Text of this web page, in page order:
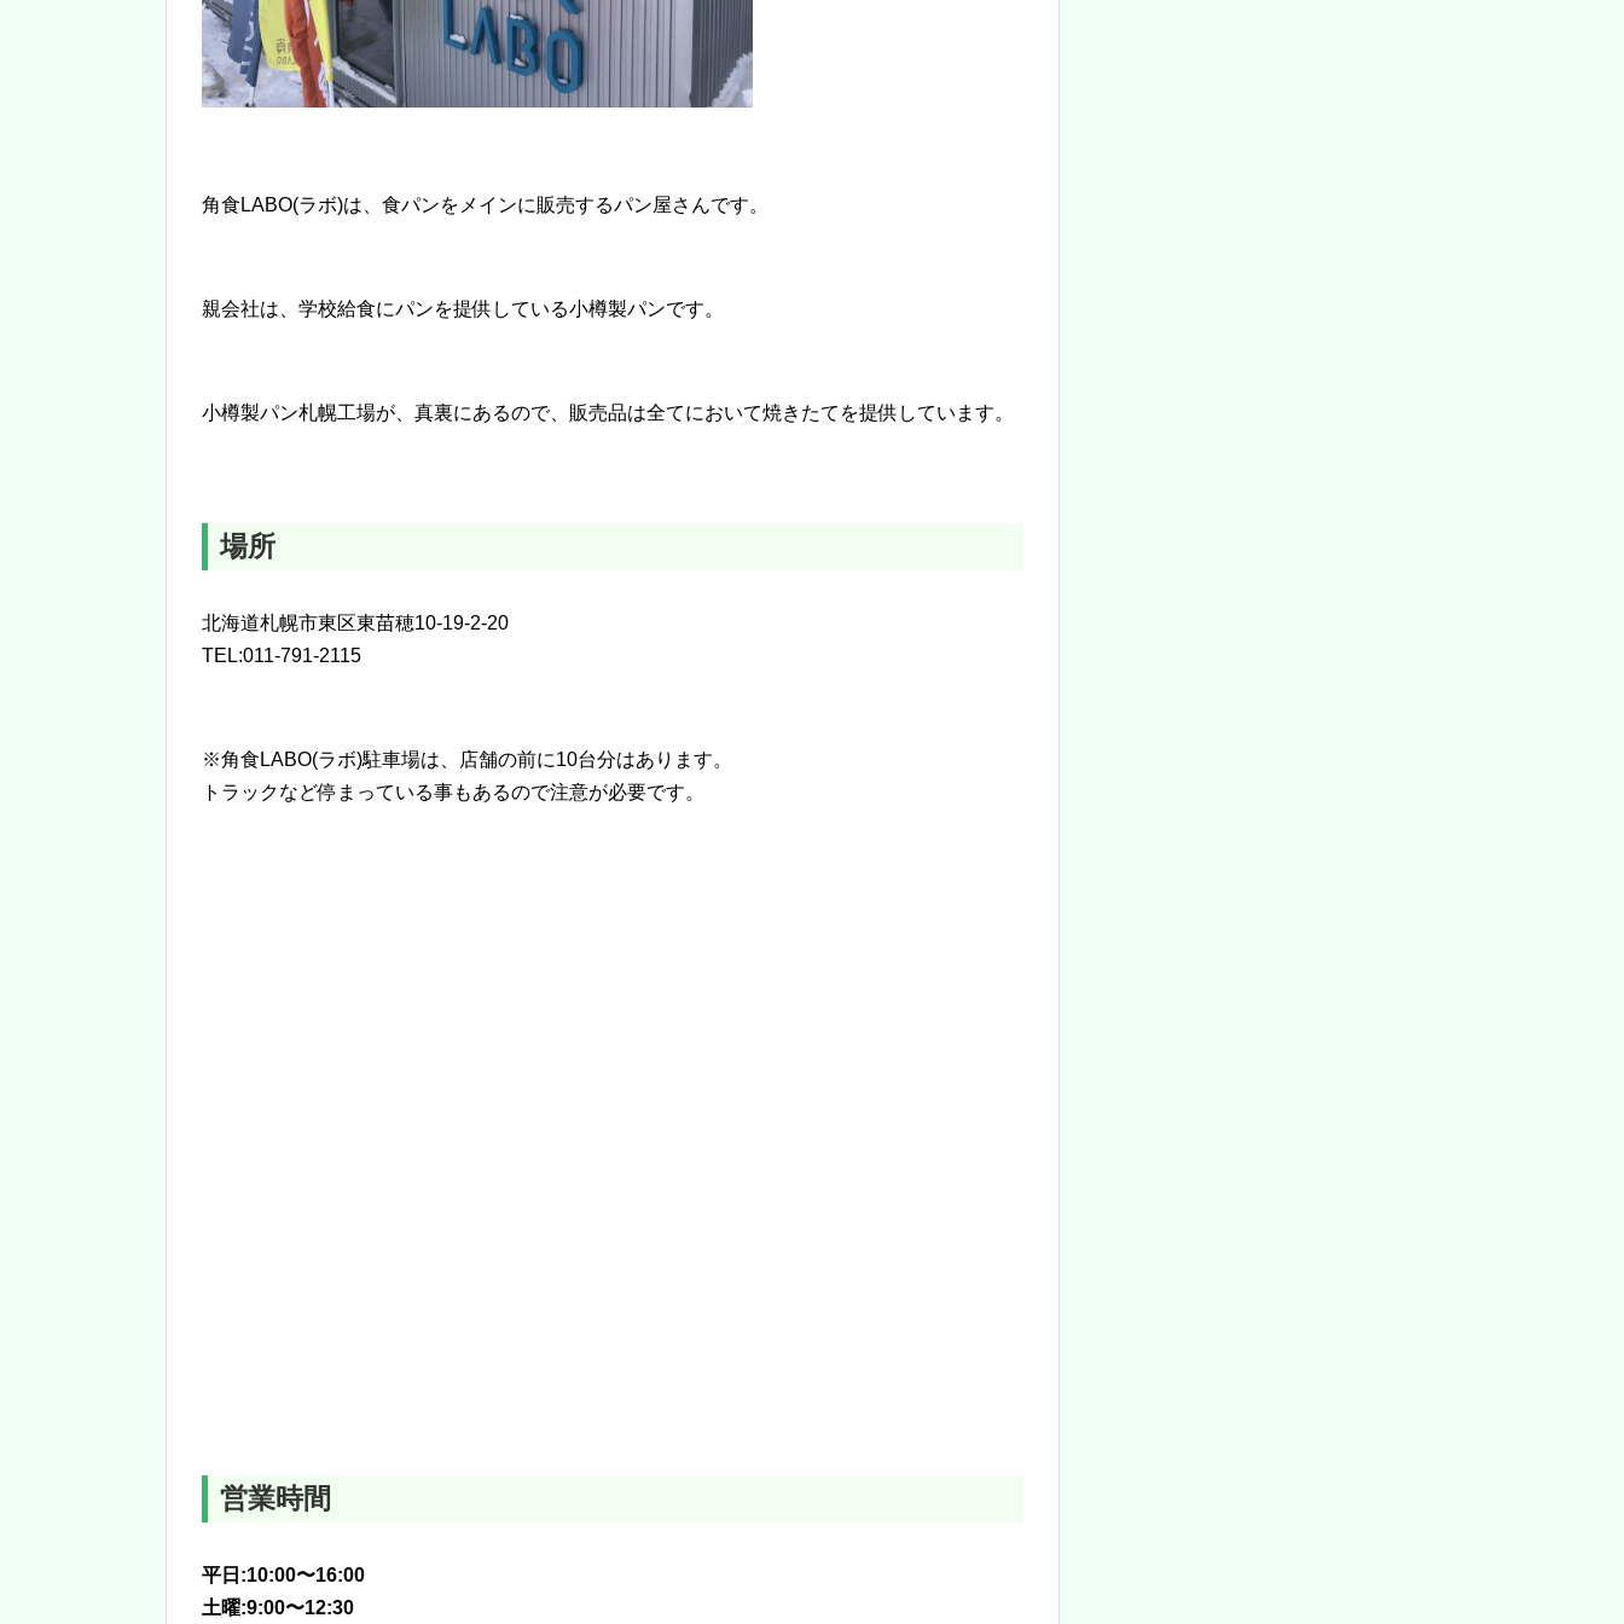
角食LABO(ラボ)は、食パンをメインに販売するパン屋さんです。
親会社は、学校給食にパンを提供している小樽製パンです。
小樽製パン札幌工場が、真裏にあるので、販売品は全てにおいて焼きたてを提供しています。
場所
北海道札幌市東区東苗穂10-19-2-20
TEL:011-791-2115
※角食LABO(ラボ)駐車場は、店舗の前に10台分はあります。
トラックなど停まっている事もあるので注意が必要です。
営業時間
平日:10:00〜16:00
土曜:9:00〜12:30